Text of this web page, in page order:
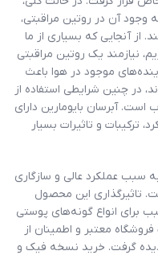
آن در روتین مراقبتی،
از آنجایی که بسیاری از ما
نیازمند یک روتین مراقبتی
موجود در هوا باعث
چنین شرایطی استفاده از
آبرسان بایومارین دارای
ترکیبات و تاثیرات بسیار
سبب عملکرد عالی و سازگاری
تاثیرگذاری این محصول
برای انواع گونه‌های پوستی
معتبر و اطمینان از
گرفت. خرید نسخه فیک و